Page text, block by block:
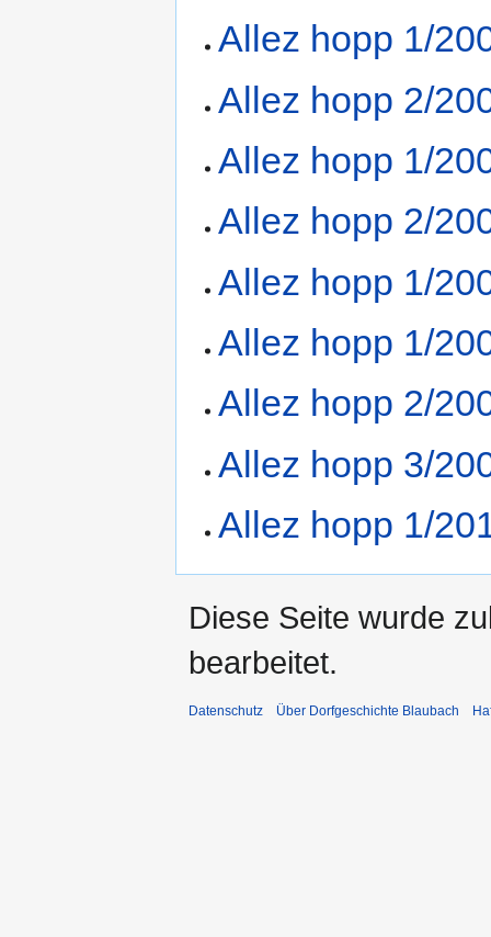
Allez hopp 1/
Allez hopp 2/
Allez hopp 1/
Allez hopp 2/
Allez hopp 1/
Allez hopp 1/
Allez hopp 2/
Allez hopp 3/
Allez hopp 1/
Diese Seite wurde
bearbeitet.
Datenschutz Über Dorfgeschichte Blaubach